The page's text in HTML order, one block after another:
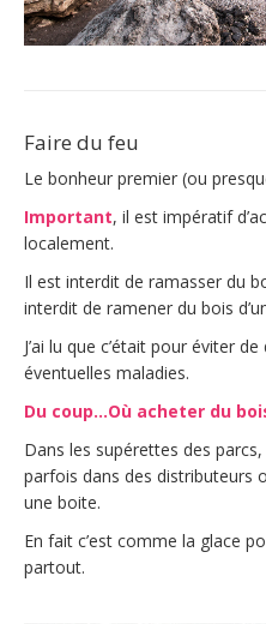
Faire du feu
Le bonheur premier (ou
Important, il est impératif
localement.
Il est interdit de ramasser du
interdit de ramener du bois
J’ai lu que c’était pour éviter
éventuelles maladies.
Du coup…Où acheter du
Dans les supérettes des
parfois dans des distributeurs
une boite.
En fait c’est comme la glace
partout.